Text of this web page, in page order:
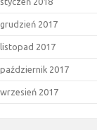
grudzień 2017
listopad 2017
październik 2017
wrzesień 2017